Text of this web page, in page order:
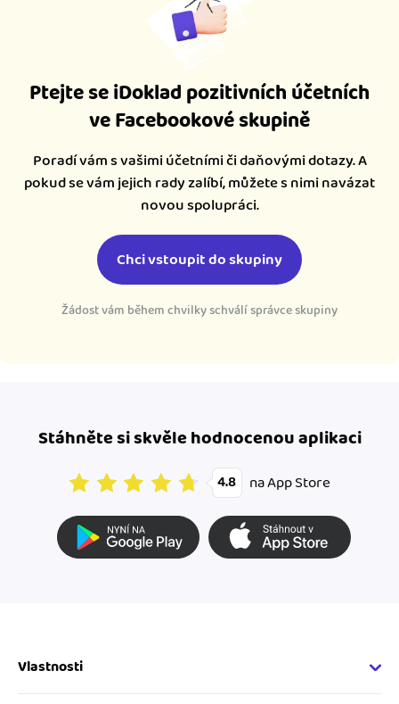
Ptejte se iDoklad pozitivních účetních
ve Facebookové skupině
Poradí vám s vašimi účetními či daňovými dotazy. A
pokud se vám jejich rady zalíbí, můžete s nimi navázat
novou spolupráci.
Chci vstoupit do skupiny
Žádost vám během chvilky schválí správce skupiny
Stáhněte si skvěle hodnocenou aplikaci
4.8 na App Store
Vlastnosti
Fakturační vlastnosti